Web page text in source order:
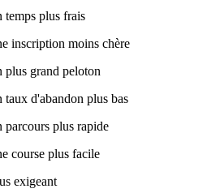
temps plus frais
inscription moins chère
plus grand peloton
taux d'abandon plus bas
parcours plus rapide
course plus facile
exigeant